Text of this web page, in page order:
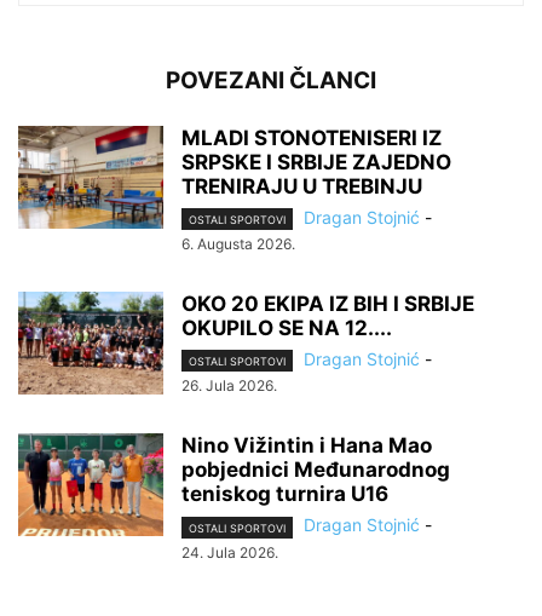
POVEZANI ČLANCI
MLADI STONOTENISERI IZ
SRPSKE I SRBIJE ZAJEDNO
TRENIRAJU U TREBINJU
OSTALI SPORTOVI Dragan Stojnić -
6. Augusta 2026.
OKO 20 EKIPA IZ BIH I SRBIJE
OKUPILO SE NA 12....
OSTALI SPORTOVI Dragan Stojnić -
26. Jula 2026.
Nino Vižintin i Hana Mao
pobjednici Međunarodnog
teniskog turnira U16
OSTALI SPORTOVI Dragan Stojnić -
24. Jula 2026.